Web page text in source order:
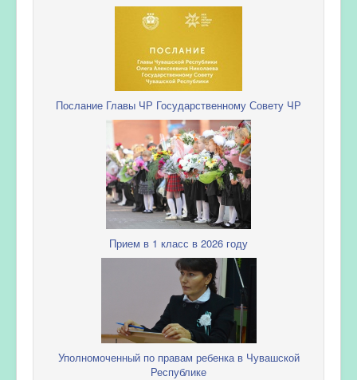
Послание Главы ЧР Государственному Совету ЧР
Прием в 1 класс в 2026 году
Уполномоченный по правам ребенка в Чувашской
Республике